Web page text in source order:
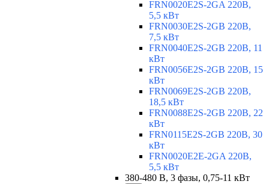
FRN0020E2S-2GA 220В,
5,5 кВт
FRN0030E2S-2GB 220В,
7,5 кВт
FRN0040E2S-2GB 220В, 11
кВт
FRN0056E2S-2GB 220В, 15
кВт
FRN0069E2S-2GB 220В,
18,5 кВт
FRN0088E2S-2GB 220В, 22
кВт
FRN0115E2S-2GB 220В, 30
кВт
FRN0020E2E-2GA 220В,
5,5 кВт
380-480 В, 3 фазы, 0,75-11 кВт